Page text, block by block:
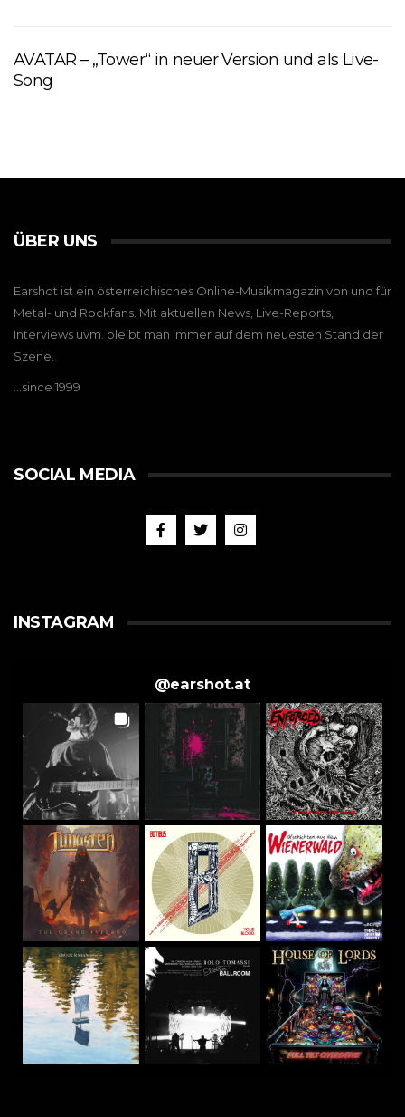
AVATAR – „Tower“ in neuer Version und als Live-
Song
ÜBER UNS
Earshot ist ein österreichisches Online-Musikmagazin von und für
Metal- und Rockfans. Mit aktuellen News, Live-Reports,
Interviews uvm. bleibt man immer auf dem neuesten Stand der
Szene.
…since 1999
SOCIAL MEDIA
INSTAGRAM
@earshot.at